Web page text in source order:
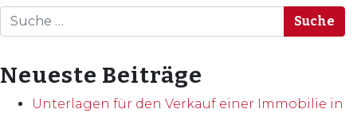
Suche
Neueste Beiträge
Unterlagen für den Verkauf einer Immobilie in